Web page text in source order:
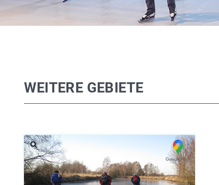
WEITERE GEBIETE